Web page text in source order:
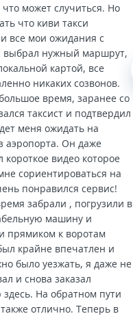
что может случиться. Но
что киви такси
все мои ожидания с
выбрал нужный маршрут,
картой, все
никаких созвонов.
время, заранее со
таксист и подтвердил
меня ожидать на
аэропорта. Он даже
короткое видео которое
сориентироваться на
понравился сервис!
забрали , погрузили в
машину и
прямиком к воротам
крайне впечатлен и
было уезжать, я даже не
и снова заказал
На обратном пути
отлично. Теперь в